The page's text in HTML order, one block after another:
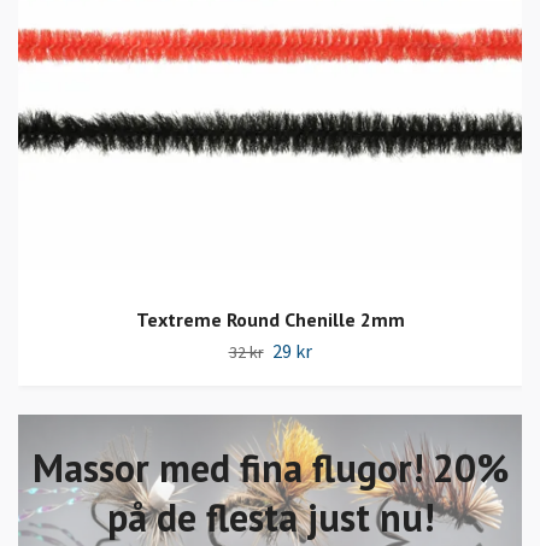
Massor med fina flugor! 20%
på de flesta just nu!
Textreme Round Chenille 2mm
32 kr 29 kr